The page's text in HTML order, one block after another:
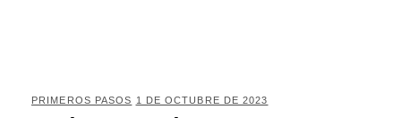
PRIMEROS PASOS 1 DE OCTUBRE DE 2023